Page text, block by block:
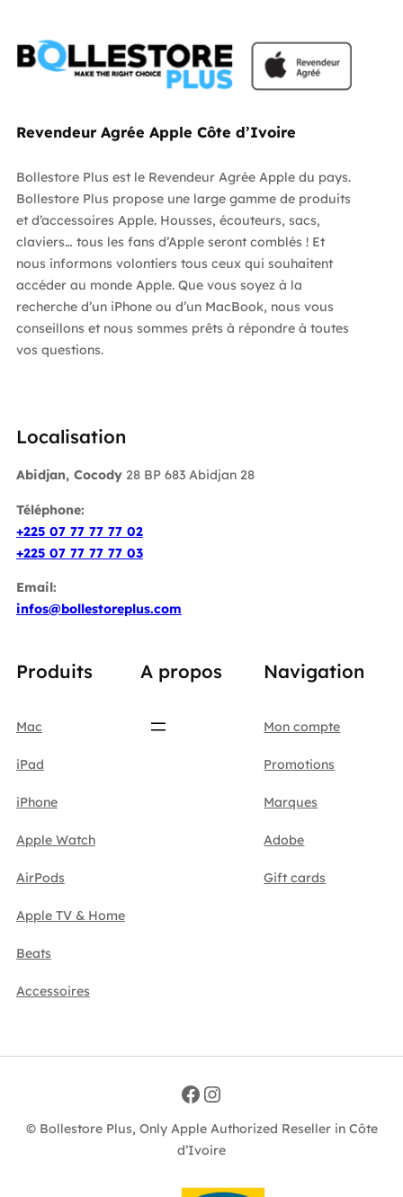
Revendeur Agrée Apple Côte d’Ivoire
Bollestore Plus est le Revendeur Agrée Apple du pays.
Bollestore Plus propose une large gamme de produits
et d’accessoires Apple. Housses, écouteurs, sacs,
claviers… tous les fans d’Apple seront comblés ! Et
nous informons volontiers tous ceux qui souhaitent
accéder au monde Apple. Que vous soyez à la
recherche d’un iPhone ou d’un MacBook, nous vous
conseillons et nous sommes prêts à répondre à toutes
vos questions.
Localisation
Abidjan, Cocody28 BP 683 Abidjan 28
Téléphone:
+225 07 77 77 77 02
+225 07 77 77 77 03
Email:
infos@bollestoreplus.com
Produits
Mac
iPad
iPhone
Apple Watch
AirPods
Apple TV & Home
Beats
Accessoires
A propos Navigation
Mon compte
Promotions
Marques
Adobe
Gift cards
Facebook Instagram
© Bollestore Plus, Only Apple Authorized Reseller in Côte
d’Ivoire